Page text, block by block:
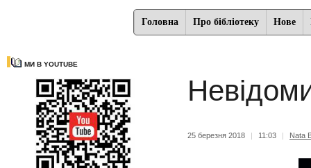
Головна Про бібліотеку Нове
МИ В YOUTUBE
25 березня 2018 | 11:03 | Nata